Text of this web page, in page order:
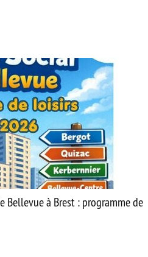
Bellevue à Brest : programme de